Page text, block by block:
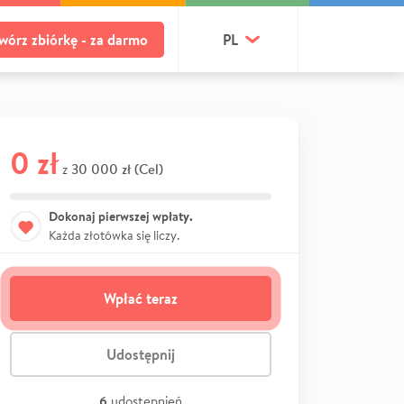
zbiórkę - za darmo PL
0 zł z 30 000 zł (Cel)
Dokonaj pierwszej wpłaty.
Każda złotówka się liczy.
Wpłać teraz
Udostępnij